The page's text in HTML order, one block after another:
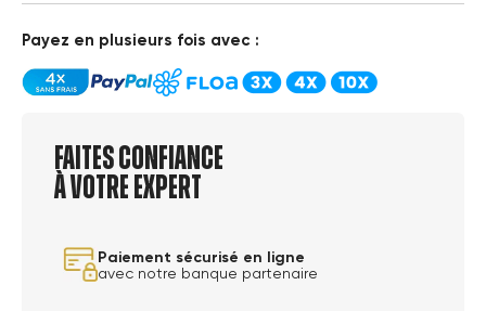
Payez en plusieurs fois avec :
Faites confiance
à votre expert
Paiement sécurisé en ligne
avec notre banque partenaire